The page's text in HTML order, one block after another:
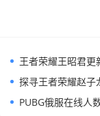
王者荣耀王昭君
探寻王者荣耀赵子
PUBG俄服在线人